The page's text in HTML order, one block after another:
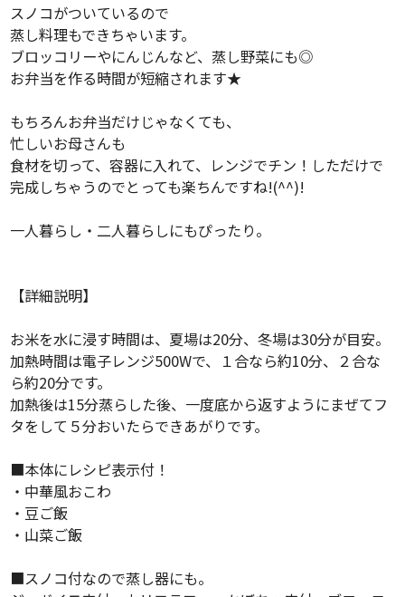
スノコがついているので
蒸し料理もできちゃいます。
ブロッコリーやにんじんなど、蒸し野菜にも◎
お弁当を作る時間が短縮されます★
もちろんお弁当だけじゃなくても、
忙しいお母さんも
食材を切って、容器に入れて、レンジでチン！しただけで
完成しちゃうのでとっても楽ちんですね!(^^)!
一人暮らし・二人暮らしにもぴったり。
【詳細説明】
お米を水に浸す時間は、夏場は20分、冬場は30分が目安。
加熱時間は電子レンジ500Wで、１合なら約10分、２合な
ら約20分です。
加熱後は15分蒸らした後、一度底から返すようにまぜてフ
タをして５分おいたらできあがりです。
■本体にレシピ表示付！
・中華風おこわ
・豆ご飯
・山菜ご飯
■スノコ付なので蒸し器にも。